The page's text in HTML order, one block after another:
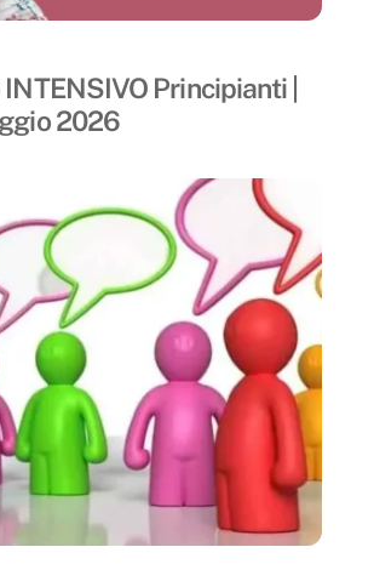
Principianti |
2026